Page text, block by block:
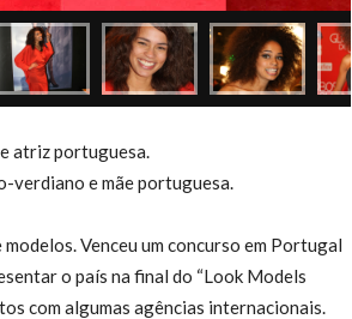
atriz portuguesa.
verdiano e mãe portuguesa.
Venceu um concurso em Portugal
o país na final do “Look Models
com algumas agências internacionais.